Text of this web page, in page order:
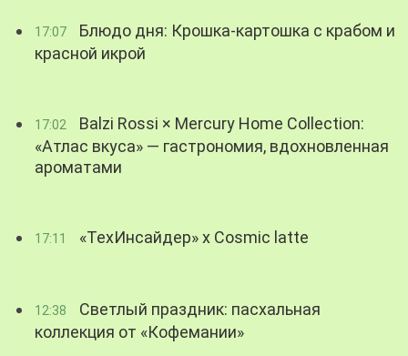
17:07
Блюдо дня: Крошка-картошка с крабом и
красной икрой
17:02
Balzi Rossi × Mercury Home Collection:
«Атлас вкуса» — гастрономия, вдохновленная
ароматами
17:11 «ТехИнсайдер» х Cosmic latte
12:38
Светлый праздник: пасхальная
коллекция от «Кофемании»